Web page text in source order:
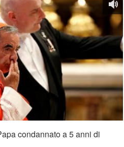
condannato a 5 anni di